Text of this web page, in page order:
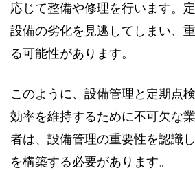
応じて整備や修理を行います。
設備の劣化を見逃してしまい、
る可能性があります。
このように、設備管理と定期点
効率を維持するために不可欠な
者は、設備管理の重要性を認識
を構築する必要があります。